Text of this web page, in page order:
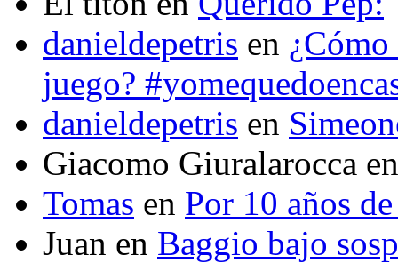
danieldepetris en
juego?
danieldepetris en
Giacomo Giuralarocca
Tomas en Por 10 años
Juan en Baggio bajo